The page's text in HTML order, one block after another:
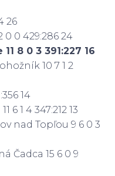
26
0 0 429:286 24
8 0 3 391:227 16
10 7 1 2
14
6 1 4 347:212 13
nad Topľou 9 6 0 3
Čadca 15 6 0 9